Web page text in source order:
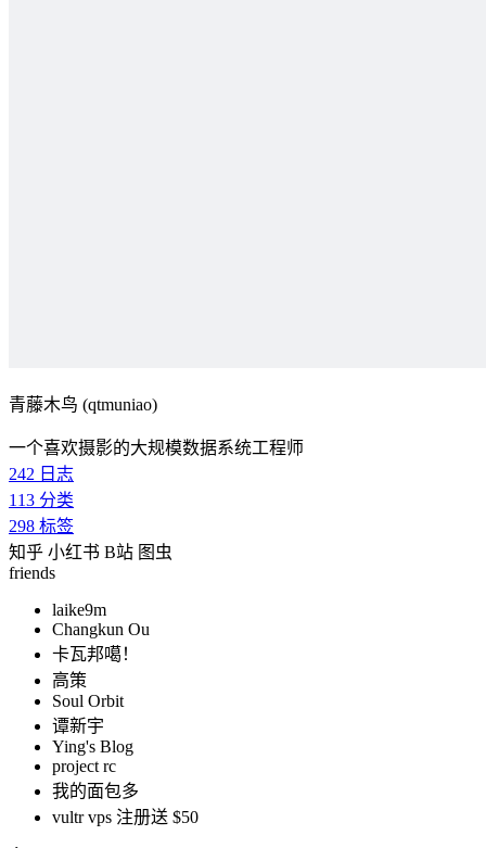
青藤木鸟 (qtmuniao)
一个喜欢摄影的大规模数据系统工程师
242 日志
113 分类
298 标签
知乎 小红书 B站 图虫
friends
laike9m
Changkun Ou
卡瓦邦噶！
高策
Soul Orbit
谭新宇
Ying's Blog
project rc
我的面包多
vultr vps 注册送 $50